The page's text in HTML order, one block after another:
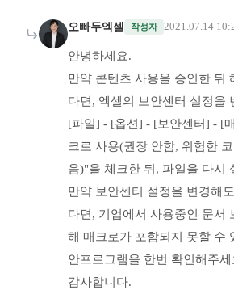
오빠두엑셀 작성자 2021.07.14
안녕하세요.
만약 콘텐츠 사용을 승인한 뒤
다면, 엑셀의 보안센터 설정을
[파일] - [옵션] - [보안센터] - [
크로 사용(권장 안함, 위험한
음)"을 체크한 뒤, 파일을 다시
만약 보안센터 설정을 변경해
다면, 기업에서 사용중인 문서
해 매크로가 포함되지 못할 수
안프로그램을 한번 확인해주세
감사합니다.